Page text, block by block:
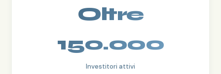
Oltre
150.000
Investitori attivi